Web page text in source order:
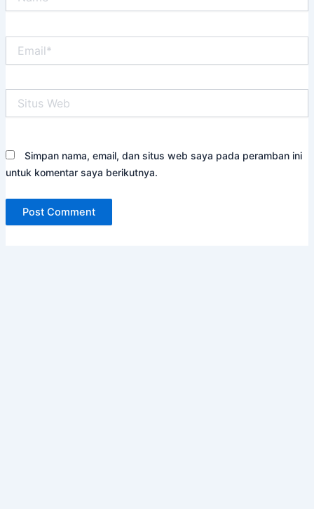
Web
Simpan nama, email, dan situs web saya pada peramban ini
untuk komentar saya berikutnya.